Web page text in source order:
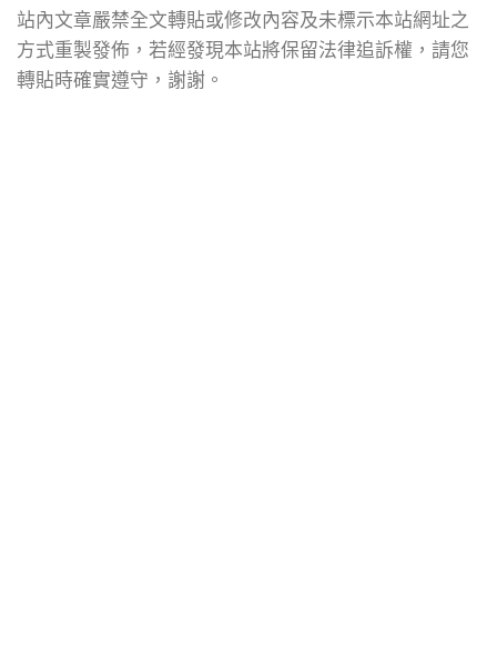
站內文章嚴禁全文轉貼或修改內容及未標示本站網址之
方式重製發佈，若經發現本站將保留法律追訴權，請您
轉貼時確實遵守，謝謝。